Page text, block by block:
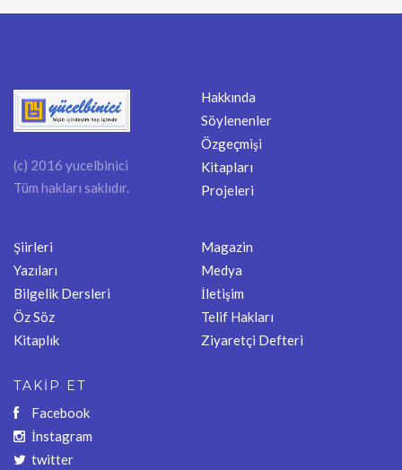
(c) 2016 yucelbinici
Tüm hakları saklıdır.
Hakkında
Söylenenler
Özgeçmişi
Kitapları
Projeleri
Şiirleri
Yazıları
Bilgelik Dersleri
Öz Söz
Kitaplık
Magazin
Medya
İletişim
Telif Hakları
Ziyaretçi Defteri
TAKİP ET
Facebook
İnstagram
twitter